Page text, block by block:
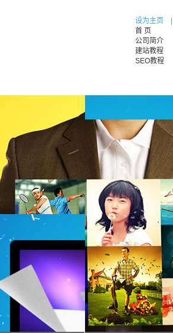
设为主页
首 页
公司简介
建站教程
SEO教程